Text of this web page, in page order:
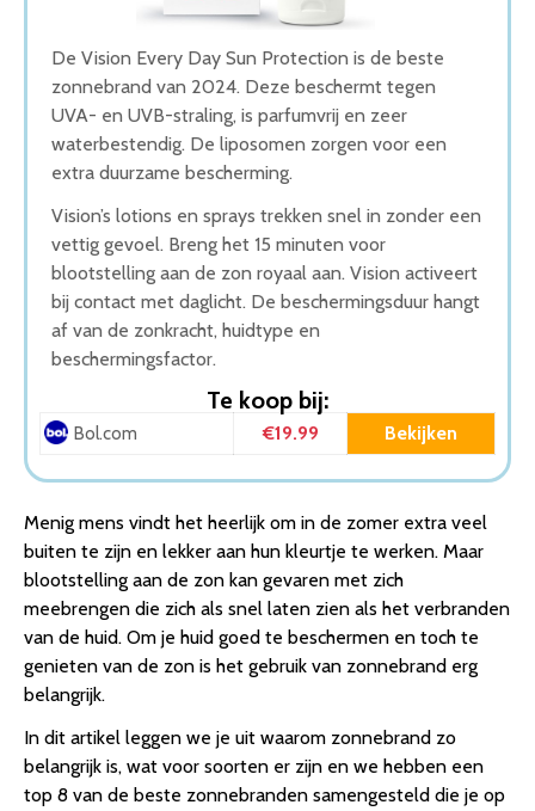
De Vision Every Day Sun Protection is de beste
zonnebrand van 2024. Deze beschermt tegen
UVA- en UVB-straling, is parfumvrij en zeer
waterbestendig. De liposomen zorgen voor een
extra duurzame bescherming.
Vision’s lotions en sprays trekken snel in zonder een
vettig gevoel. Breng het 15 minuten voor
blootstelling aan de zon royaal aan. Vision activeert
bij contact met daglicht. De beschermingsduur hangt
af van de zonkracht, huidtype en
beschermingsfactor.
Te koop bij:
Bol.com €19.99 Bekijken
Menig mens vindt het heerlijk om in de zomer extra veel
buiten te zijn en lekker aan hun kleurtje te werken. Maar
blootstelling aan de zon kan gevaren met zich
meebrengen die zich als snel laten zien als het verbranden
van de huid. Om je huid goed te beschermen en toch te
genieten van de zon is het gebruik van zonnebrand erg
belangrijk.
In dit artikel leggen we je uit waarom zonnebrand zo
belangrijk is, wat voor soorten er zijn en we hebben een
top 8 van de beste zonnebranden samengesteld die je op